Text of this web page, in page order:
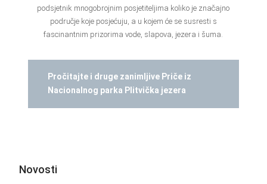
podsjetnik mnogobrojnim posjetiteljima koliko je značajno
područje koje posjećuju, a u kojem će se susresti s
fascinantnim prizorima vode, slapova, jezera i šuma.
Pročitajte i druge zanimljive Priče iz
Nacionalnog parka Plitvička jezera
Novosti